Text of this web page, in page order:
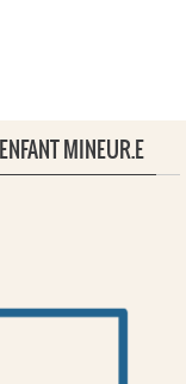
MINEUR.E